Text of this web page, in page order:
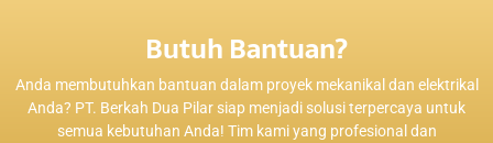
Butuh Bantuan?
Anda membutuhkan bantuan dalam proyek mekanikal dan elektrikal
Anda? PT. Berkah Dua Pilar siap menjadi solusi terpercaya untuk
semua kebutuhan Anda! Tim kami yang profesional dan